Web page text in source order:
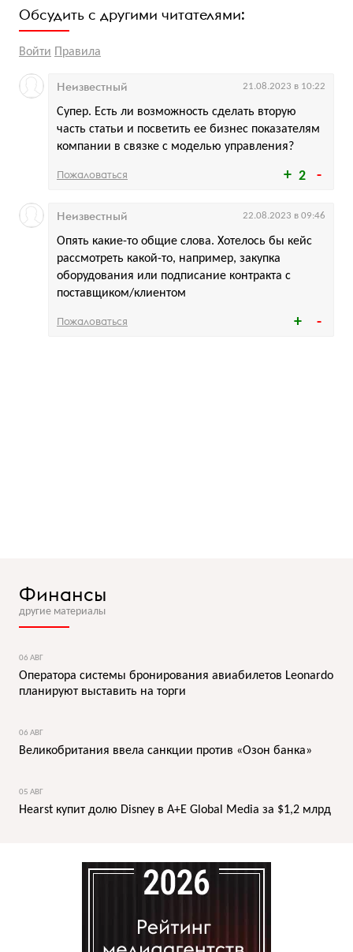
Обсудить с другими читателями:
Войти Правила
2
Супер. Есть ли возможность сделать вторую
часть статьи и посветить ее бизнес показателям
компании в связке с моделью управления?
Неизвестный 21.08.2023 в 10:22
Пожаловаться
Опять какие-то общие слова. Хотелось бы кейс
рассмотреть какой-то, например, закупка
оборудования или подписание контракта с
поставщиком/клиентом
Неизвестный 22.08.2023 в 09:46
Пожаловаться
Финансы
другие материалы
06 АВГ
Оператора системы бронирования авиабилетов Leonardo
планируют выставить на торги
06 АВГ
Великобритания ввела санкции против «Озон банка»
05 АВГ
Hearst купит долю Disney в A+E Global Media за $1,2 млрд